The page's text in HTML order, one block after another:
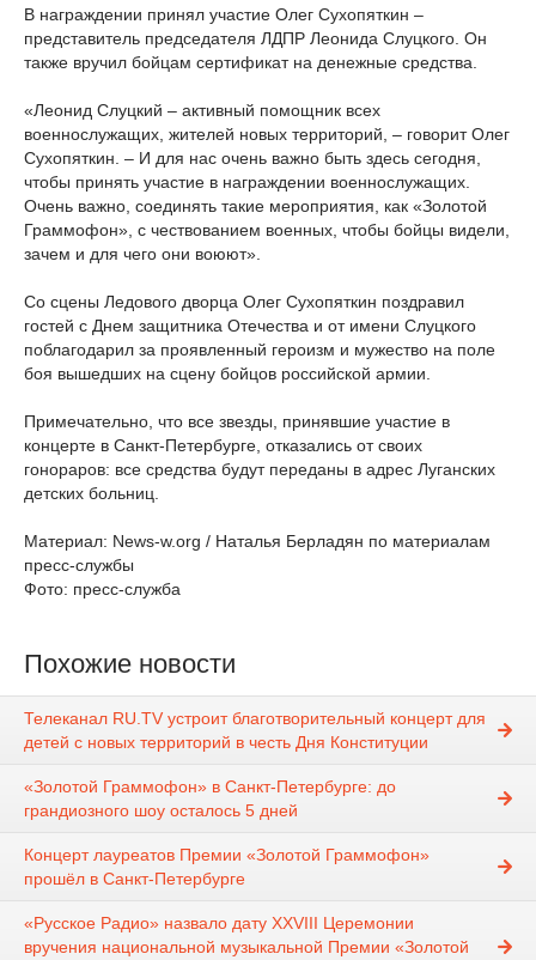
В награждении принял участие Олег Сухопяткин –
представитель председателя ЛДПР Леонида Слуцкого. Он
также вручил бойцам сертификат на денежные средства.
«Леонид Слуцкий – активный помощник всех
военнослужащих, жителей новых территорий, – говорит Олег
Сухопяткин. – И для нас очень важно быть здесь сегодня,
чтобы принять участие в награждении военнослужащих.
Очень важно, соединять такие мероприятия, как «Золотой
Граммофон», с чествованием военных, чтобы бойцы видели,
зачем и для чего они воюют».
Со сцены Ледового дворца Олег Сухопяткин поздравил
гостей с Днем защитника Отечества и от имени Слуцкого
поблагодарил за проявленный героизм и мужество на поле
боя вышедших на сцену бойцов российской армии.
Примечательно, что все звезды, принявшие участие в
концерте в Санкт-Петербурге, отказались от своих
гонораров: все средства будут переданы в адрес Луганских
детских больниц.
Материал: News-w.org / Наталья Берладян по материалам
пресс-службы
Фото: пресс-служба
Похожие новости
Телеканал RU.TV устроит благотворительный концерт для
детей с новых территорий в честь Дня Конституции
«Золотой Граммофон» в Санкт-Петербурге: до
грандиозного шоу осталось 5 дней
Концерт лауреатов Премии «Золотой Граммофон»
прошёл в Санкт-Петербурге
«Русское Радио» назвало дату XXVIII Церемонии
вручения национальной музыкальной Премии «Золотой